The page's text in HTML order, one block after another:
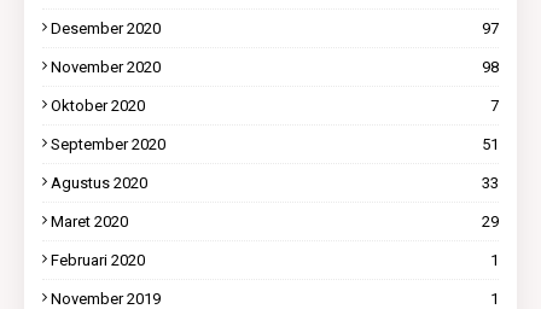
Desember 2020 97
November 2020 98
Oktober 2020 7
September 2020 51
Agustus 2020 33
Maret 2020 29
Februari 2020 1
November 2019 1